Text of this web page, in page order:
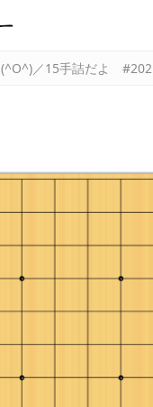
(^O^)／15手詰だよ #202